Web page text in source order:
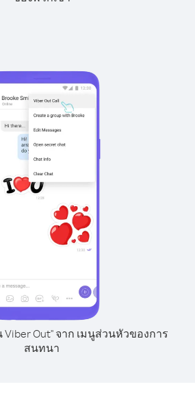
Viber Out" จาก เมนูส่วนหัวของการ
สนทนา